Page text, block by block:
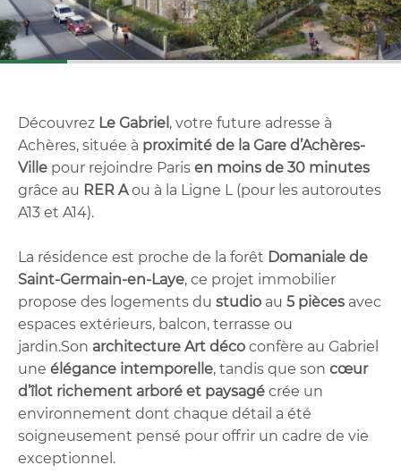
Découvrez Le Gabriel , votre future adresse à
Achères, située à proximité de la Gare d’Achères-
Ville pour rejoindre Paris en moins de 30 minutes
grâce au RER Aou à la Ligne L (pour les autoroutes
A13 et A14).
La résidence est proche de la forêt Domaniale de
Saint-Germain-en-Laye, ce projet immobilier
propose des logements du studio au 5 pièces avec
espaces extérieurs, balcon, terrasse ou
jardin.Son architecture Art déco confère au Gabriel
une élégance intemporelle, tandis que son cœur
d’îlot richement arboré et paysagé crée un
environnement dont chaque détail a été
soigneusement pensé pour offrir un cadre de vie
exceptionnel.